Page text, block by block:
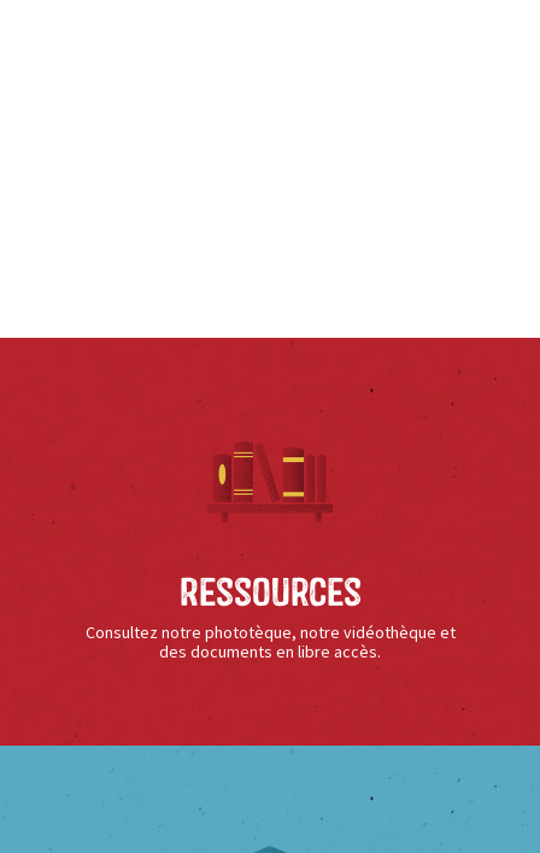
Ressources
Consultez notre phototèque, notre vidéothèque et
des documents en libre accès.